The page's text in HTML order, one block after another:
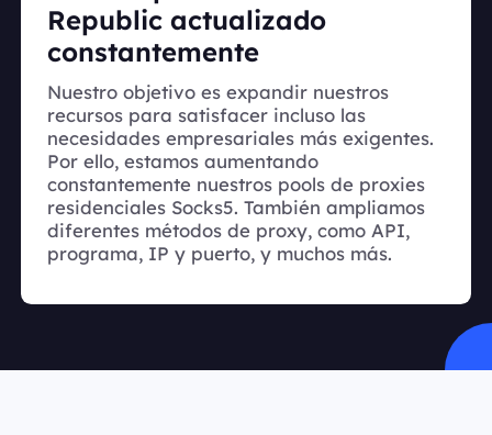
Republic actualizado
constantemente
Nuestro objetivo es expandir nuestros
recursos para satisfacer incluso las
necesidades empresariales más exigentes.
Por ello, estamos aumentando
constantemente nuestros pools de proxies
residenciales Socks5. También ampliamos
diferentes métodos de proxy, como API,
programa, IP y puerto, y muchos más.